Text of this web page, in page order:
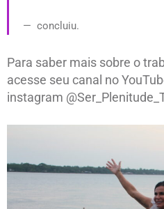
concluiu.
Para saber mais sobre o
acesse seu canal no
instagram